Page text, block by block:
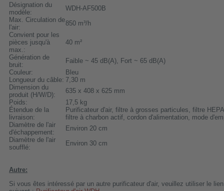
Désignation du
modèle:
WDH-AF500B
Max. Circulation de
l'air:
850 m³/h
Convient pour les
pièces jusqu'à
max.:
40 m²
Génération de
bruit:
Faible ~ 45 dB(A), Fort ~ 65 dB(A)
Couleur:
Bleu
Longueur du câble: 7,30 m
Dimension du
produit (H/W/D):
635 x 408 x 625 mm
Poids:
17,5 kg
Étendue de la
livraison:
Purificateur d'air, filtre à grosses particules, filtre
filtre à charbon actif, cordon d'alimentation, mode
Diamètre de l'air
d'échappement:
Environ 20 cm
Diamètre de l'air
soufflé:
Environ 30 cm
Autre:
Si vous êtes intéressé par un autre purificateur d'air, veuillez utiliser le lien